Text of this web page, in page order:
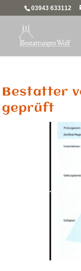
03943 633112
Bestatter
geprüft